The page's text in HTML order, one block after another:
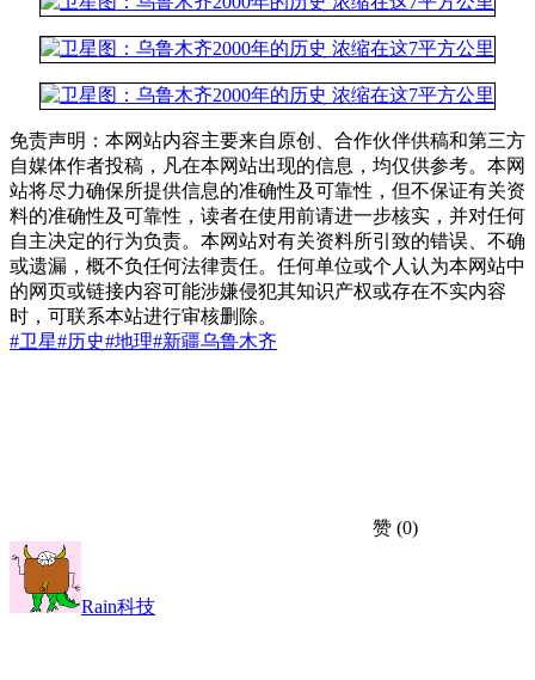
免责声明：本网站内容主要来自原创、合作伙伴供稿和第三方
自媒体作者投稿，凡在本网站出现的信息，均仅供参考。本网
站将尽力确保所提供信息的准确性及可靠性，但不保证有关资
料的准确性及可靠性，读者在使用前请进一步核实，并对任何
自主决定的行为负责。本网站对有关资料所引致的错误、不确
或遗漏，概不负任何法律责任。任何单位或个人认为本网站中
的网页或链接内容可能涉嫌侵犯其知识产权或存在不实内容
时，可联系本站进行审核删除。
#卫星#历史#地理#新疆乌鲁木齐
赞 (0)
Rain科技